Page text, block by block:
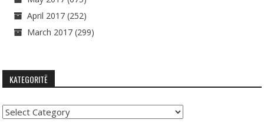
April 2017 (252)
March 2017 (299)
KATEGORITË
Kategoritë